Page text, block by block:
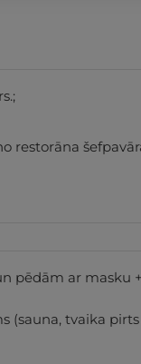
pēdām ar masku
(sauna, tvaika